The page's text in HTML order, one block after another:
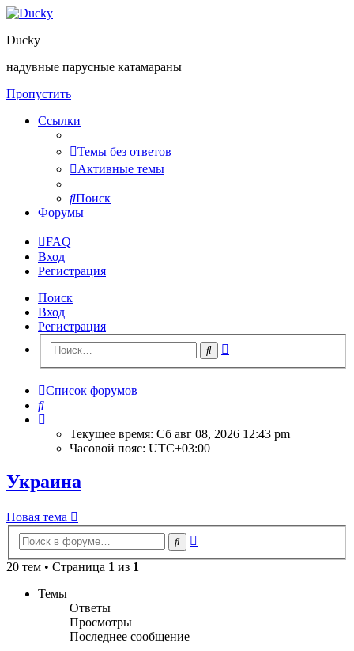
Ducky
надувные парусные катамараны
Пропустить
Ссылки
Темы без ответов
Активные темы
Поиск
Форумы
FAQ
Вход
Регистрация
Поиск
Вход
Регистрация
Поиск
Список форумов
Поиск
Текущее время: Сб авг 08, 2026 12:43 pm
Часовой пояс: UTC+03:00
Украина
Новая тема
Поиск
20 тем • Страница 1 из 1
Темы
Ответы
Просмотры
Последнее сообщение